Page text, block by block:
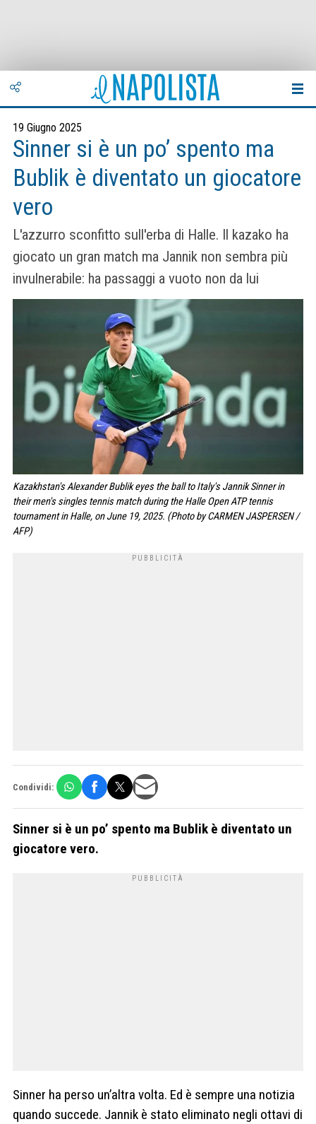
19 Giugno 2025
Sinner si è un po’ spento ma
Bublik è diventato un giocatore
vero
L'azzurro sconfitto sull'erba di Halle. Il kazako ha
giocato un gran match ma Jannik non sembra più
invulnerabile: ha passaggi a vuoto non da lui
Kazakhstan's Alexander Bublik eyes the ball to Italy's Jannik Sinner in
their men's singles tennis match during the Halle Open ATP tennis
tournament in Halle, on June 19, 2025. (Photo by CARMEN JASPERSEN /
AFP)
Condividi:
Sinner si è un po’ spento ma Bublik è diventato un
giocatore vero.
Sinner ha perso un’altra volta. Ed è sempre una notizia
quando succede. Jannik è stato eliminato negli ottavi di